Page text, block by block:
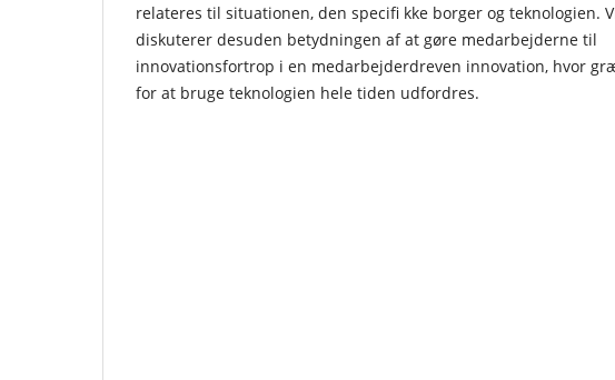
relateres til situationen, den specifi kke borger og teknologien.
diskuterer desuden betydningen af at gøre medarbejderne til
innovationsfortrop i en medarbejderdreven innovation, hvor
for at bruge teknologien hele tiden udfordres.